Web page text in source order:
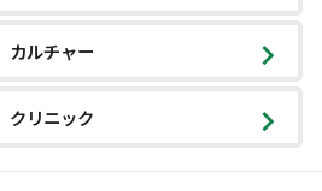
カルチャー
クリニック